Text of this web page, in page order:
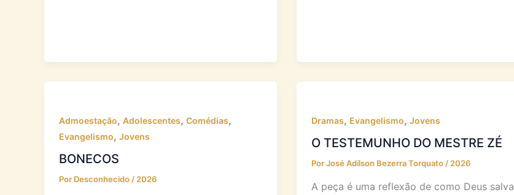
Admoestação, Adolescentes, Comédias,
Evangelismo, Jovens
BONECOS
Por Desconhecido/2026
Dramas, Evangelismo, Jovens
O TESTEMUNHO DO MESTRE ZÉ
PorJosé Adílson Bezerra Torquato/2026
A peça é uma reflexão de como Deus salva